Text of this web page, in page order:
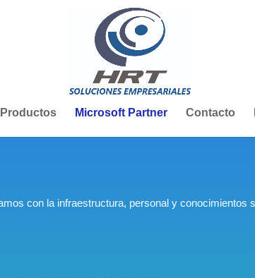
Productos Microsoft Partner Contacto
con la infraestructura, personal y conocimientos